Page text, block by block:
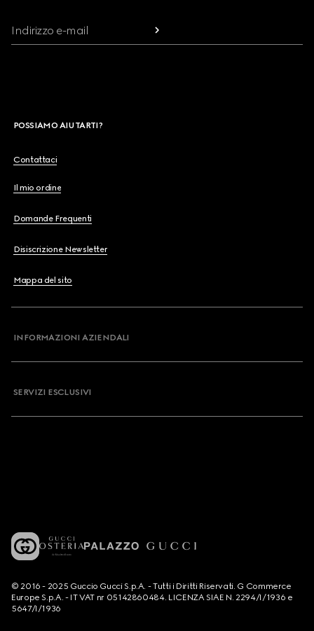
Indirizzo e-mail
POSSIAMO AIUTARTI?
Contattaci
Il mio ordine
Domande Frequenti
Disiscrizione Newsletter
Mappa del sito
INFORMAZIONI AZIENDALI
SERVIZI ESCLUSIVI
© 2016 - 2025 Guccio Gucci S.p.A. - Tutti i Diritti Riservati. G Commerce
Europe S.p.A. - IT VAT nr 05142860484. LICENZA SIAE N. 2294/I/1936 e
5647/I/1936